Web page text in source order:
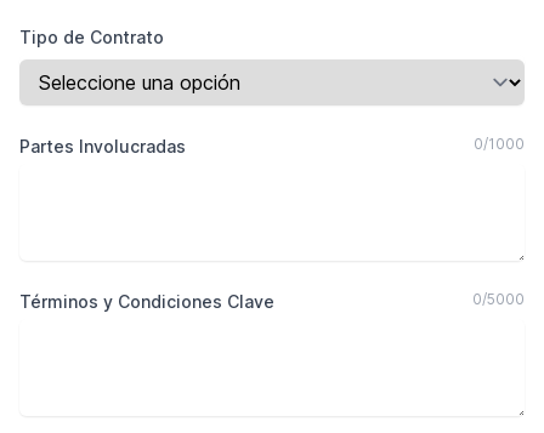
Tipo de Contrato
Partes Involucradas 0/1000
Términos y Condiciones Clave 0/5000